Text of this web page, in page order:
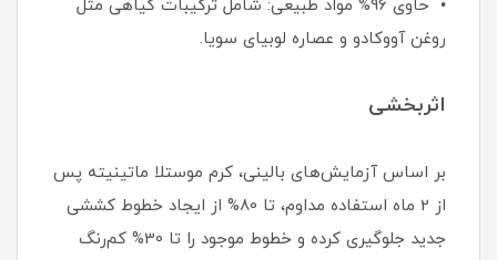
• حاوی 96% مواد طبیعی: شامل ترکیبات گیاهی مثل
روغن آووکادو و عصاره لوبیای سویا.
اثربخشی
بر اساس آزمایش‌های بالینی، کرم موستلا ماتینیته پس
از 2 ماه استفاده مداوم، تا 80% از ایجاد خطوط کششی
جدید جلوگیری کرده و خطوط موجود را تا 30% کم‌رنگ